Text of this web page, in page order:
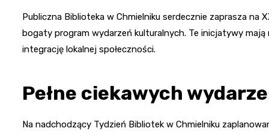
Publiczna Biblioteka w Chmielniku serdecznie zaprasza na
bogaty program wydarzeń kulturalnych. Te inicjatywy
integrację lokalnej społeczności.
Pełne ciekawych
Na nadchodzący Tydzień Bibliotek w Chmielniku